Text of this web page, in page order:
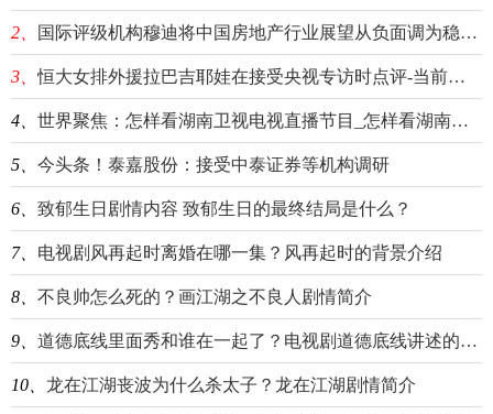
2、 国际评级机构穆迪将中国房地产行业展望从负面调为稳定-全球速读
3、 恒大女排外援拉巴吉耶娃在接受央视专访时点评-当前消息
4、 世界聚焦：怎样看湖南卫视电视直播节目_怎样看湖南卫视直播
5、 今头条！泰嘉股份：接受中泰证券等机构调研
6、 致郁生日剧情内容 致郁生日的最终结局是什么？
7、 电视剧风再起时离婚在哪一集？风再起时的背景介绍
8、 不良帅怎么死的？画江湖之不良人剧情简介
9、 道德底线里面秀和谁在一起了？电视剧道德底线讲述的是什么？
10、 龙在江湖丧波为什么杀太子？龙在江湖剧情简介